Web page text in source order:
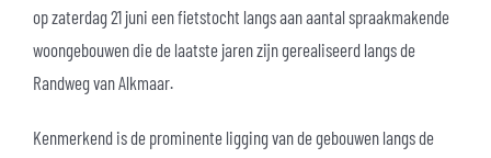
op zaterdag 21 juni een fietstocht langs aan aantal spraakmakende
woongebouwen die de laatste jaren zijn gerealiseerd langs de
Randweg van Alkmaar.
Kenmerkend is de prominente ligging van de gebouwen langs de